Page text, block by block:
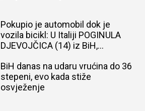
Pokupio je automobil dok je
vozila bicikl: U Italiji POGINULA
DJEVOJČICA (14) iz BiH,
BiH danas na udaru vrućina do 36
stepeni, evo kada stiže
osvježenje